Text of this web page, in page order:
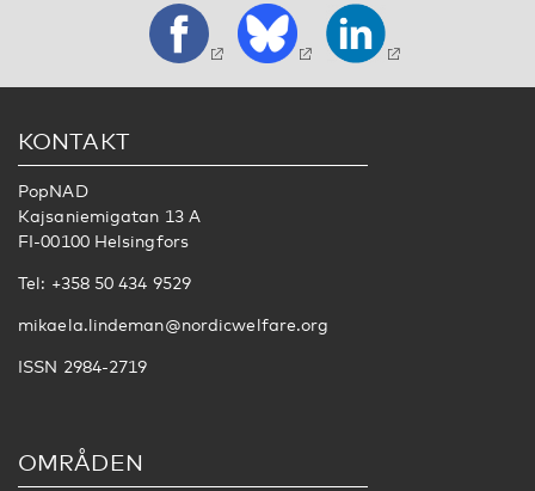
KONTAKT
PopNAD
Kajsaniemigatan 13 A
FI-00100 Helsingfors
Tel: +358 50 434 9529
mikaela.lindeman@nordicwelfare.org
ISSN 2984-2719
OMRÅDEN